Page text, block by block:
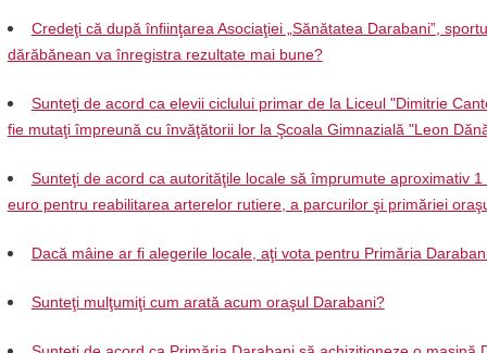
Credeţi că după înfiinţarea Asociaţiei „Sănătatea Darabani”,
dărăbănean va înregistra rezultate mai bune?
Sunteţi de acord ca elevii ciclului primar de la Liceul "Dimitrie
fie mutaţi împreună cu învăţătorii lor la Şcoala Gimnazială "Leon
Sunteţi de acord ca autorităţile locale să împrumute aproximativ 1
euro pentru reabilitarea arterelor rutiere, a parcurilor şi primăriei
Dacă mâine ar fi alegerile locale, aţi vota pentru Primăria
Sunteţi mulţumiţi cum arată acum oraşul Darabani?